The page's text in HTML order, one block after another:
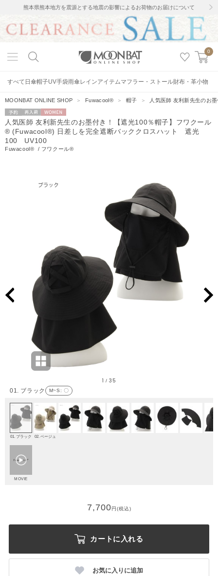
熊本県熊本地方を震源とする地震の影響によるお荷物のお届けについて
0
すべて 日傘帽子UV手袋雨傘レインアイテムマフラー・ストール財布・革小物
MOONBAT ONLINE SHOP ＞ Fuwacool® ＞ 帽子 ＞ 人気医師 友利新先生のお
予約 再入荷WOMEN
人気医師 友利新先生のお墨付き！【遮光100％帽子】フワクール
® (Fuwacool®) 日差しを完全遮断バッククロスハット 遮光
100 UV100
Fuwacool® / フワクール®
01. ブラック M~S : 〇
1 /35
01. ブラック 02. ベージュ
MOVIE
7,700円(税込)
カートに入れる
お気に入りに追加